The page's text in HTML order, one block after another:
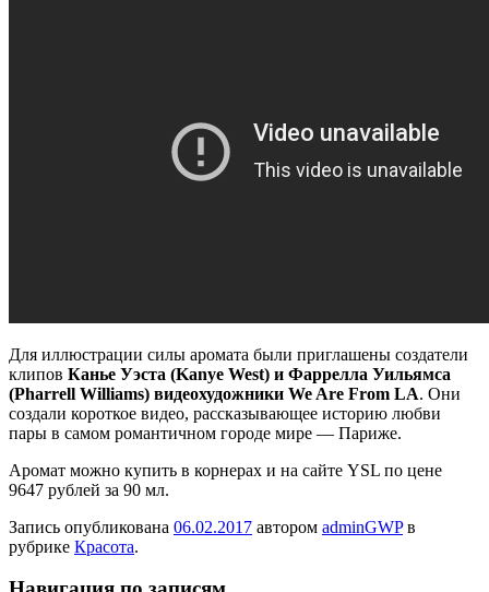
Для иллюстрации силы аромата были приглашены создатели
клипов Канье Уэста (Kanye West) и Фаррелла Уильямса
(Pharrell Williams) видеохудожники We Are From LA. Они
создали короткое видео, рассказывающее историю любви
пары в самом романтичном городе мире — Париже.
Аромат можно купить в корнерах и на сайте YSL по цене
9647 рублей за 90 мл.
Запись опубликована 06.02.2017 автором adminGWPв
рубрике Красота.